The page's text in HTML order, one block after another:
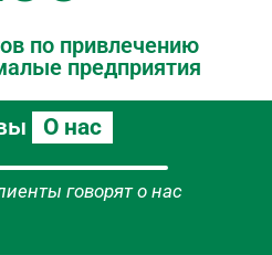
по привлечению
предприятия
О нас
говорят о нас